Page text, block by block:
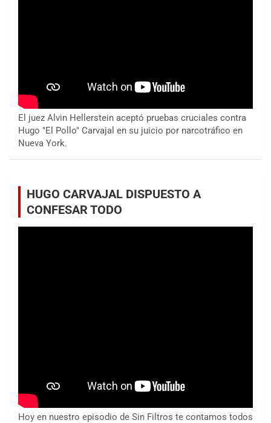
El juez Alvin Hellerstein aceptó pruebas cruciales contra
Hugo "El Pollo" Carvajal en su juicio por narcotráfico en
Nueva York.
HUGO CARVAJAL DISPUESTO A
CONFESAR TODO
Hoy en nuestro episodio de Sin Filtros te contamos todos